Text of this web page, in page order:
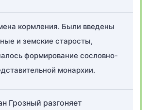
кормления. Были введены
и земские старосты,
формирование сословно-
монархии.
Грозный разгоняет